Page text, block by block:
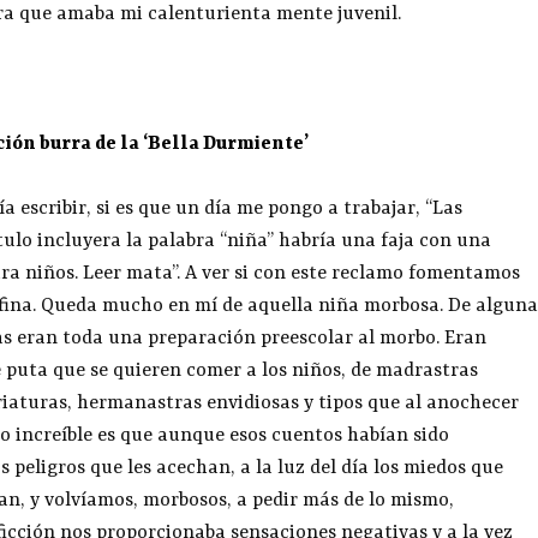
que amaba mi calenturienta mente juvenil.
burra de la ‘Bella Durmiente’
escribir, si es que un día me pongo a trabajar, “Las
incluyera la palabra “niña” habría una faja con una
niños. Leer mata”. A ver si con este reclamo fomentamos
Queda mucho en mí de aquella niña morbosa. De alguna
eran toda una preparación preescolar al morbo. Eran
que se quieren comer a los niños, de madrastras
hermanastras envidiosas y tipos que al anochecer
increíble es que aunque esos cuentos habían sido
que les acechan, a la luz del día los miedos que
y volvíamos, morbosos, a pedir más de lo mismo,
nos proporcionaba sensaciones negativas y a la vez